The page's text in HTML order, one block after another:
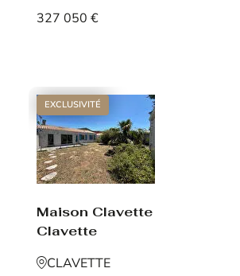
327 050 €
EXCLUSIVITÉ
Maison Clavette
Clavette
CLAVETTE